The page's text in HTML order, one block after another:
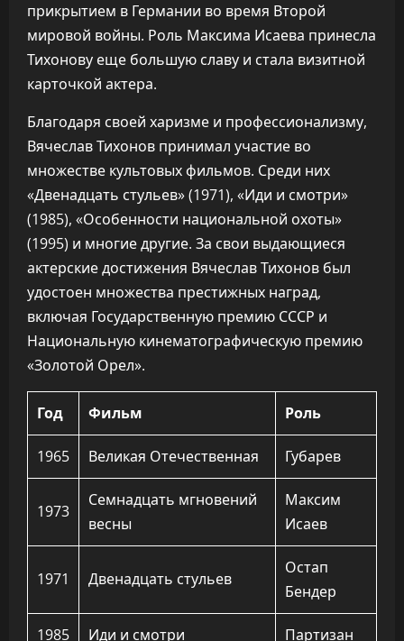
прикрытием в Германии во время Второй
мировой войны. Роль Максима Исаева принесла
Тихонову еще большую славу и стала визитной
карточкой актера.
Благодаря своей харизме и профессионализму,
Вячеслав Тихонов принимал участие во
множестве культовых фильмов. Среди них
«Двенадцать стульев» (1971), «Иди и смотри»
(1985), «Особенности национальной охоты»
(1995) и многие другие. За свои выдающиеся
актерские достижения Вячеслав Тихонов был
удостоен множества престижных наград,
включая Государственную премию СССР и
Национальную кинематографическую премию
«Золотой Орел».
Год Фильм Роль
1965 Великая Отечественная Губарев
1973
Семнадцать мгновений
весны
Максим
Исаев
1971 Двенадцать стульев
Остап
Бендер
1985 Иди и смотри Партизан